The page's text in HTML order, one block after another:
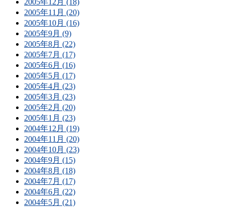
2005年11月 (20)
2005年10月 (16)
2005年9月 (9)
2005年8月 (22)
2005年7月 (17)
2005年6月 (16)
2005年5月 (17)
2005年4月 (23)
2005年3月 (23)
2005年2月 (20)
2005年1月 (23)
2004年12月 (19)
2004年11月 (20)
2004年10月 (23)
2004年9月 (15)
2004年8月 (18)
2004年7月 (17)
2004年6月 (22)
2004年5月 (21)